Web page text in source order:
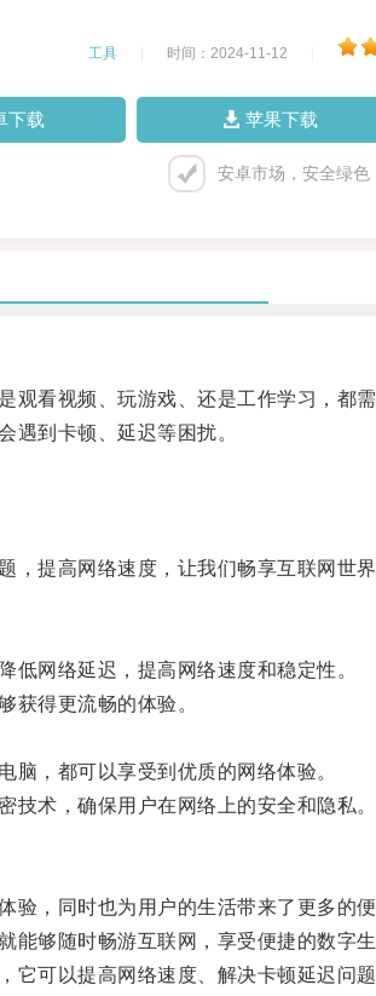
工具 时间：2024-11-12
下载 苹果下载
安卓市场，安全绿色
看视频、玩游戏、还是工作学习，都需
到卡顿、延迟等困扰。
提高网络速度，让我们畅享互联网世界
网络延迟，提高网络速度和稳定性。
得更流畅的体验。
，都可以享受到优质的网络体验。
术，确保用户在网络上的安全和隐私。
，同时也为用户的生活带来了更多的便
够随时畅游互联网，享受便捷的数字生
可以提高网络速度、解决卡顿延迟问题